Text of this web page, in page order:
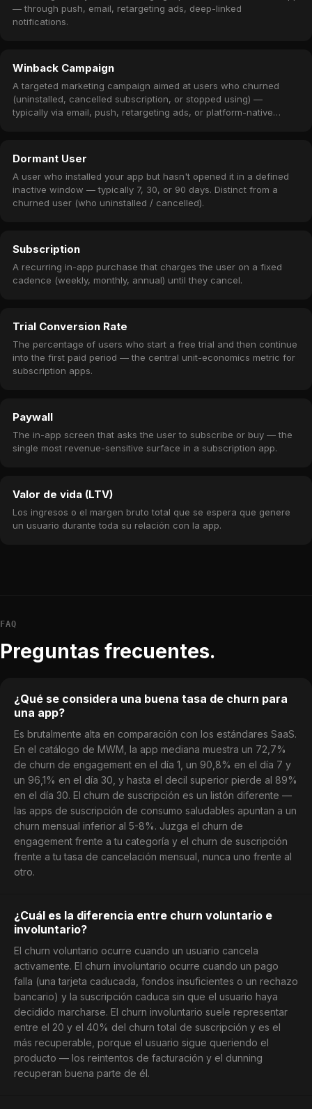
— through push, email, retargeting ads, deep-linked
notifications.
Winback Campaign
A targeted marketing campaign aimed at users who churned
(uninstalled, cancelled subscription, or stopped using) —
typically via email, push, retargeting ads, or platform-native
Dormant User
A user who installed your app but hasn't opened it in a defined
inactive window — typically 7, 30, or 90 days. Distinct from a
churned user (who uninstalled / cancelled).
Subscription
A recurring in-app purchase that charges the user on a fixed
cadence (weekly, monthly, annual) until they cancel.
Trial Conversion Rate
The percentage of users who start a free trial and then continue
into the first paid period — the central unit-economics metric for
subscription apps.
Paywall
The in-app screen that asks the user to subscribe or buy — the
single most revenue-sensitive surface in a subscription app.
Valor de vida (LTV)
Los ingresos o el margen bruto total que se espera que genere
un usuario durante toda su relación con la app.
FAQ
Preguntas frecuentes.
¿Qué se considera una buena tasa de churn para
una app?
Es brutalmente alta en comparación con los estándares SaaS.
En el catálogo de MWM, la app mediana muestra un 72,7%
de churn de engagement en el día 1, un 90,8% en el día 7 y
un 96,1% en el día 30, y hasta el decil superior pierde al 89%
en el día 30. El churn de suscripción es un listón diferente —
las apps de suscripción de consumo saludables apuntan a un
churn mensual inferior al 5-8%. Juzga el churn de
engagement frente a tu categoría y el churn de suscripción
frente a tu tasa de cancelación mensual, nunca uno frente al
otro.
¿Cuál es la diferencia entre churn voluntario e
involuntario?
El churn voluntario ocurre cuando un usuario cancela
activamente. El churn involuntario ocurre cuando un pago
falla (una tarjeta caducada, fondos insuficientes o un rechazo
bancario) y la suscripción caduca sin que el usuario haya
decidido marcharse. El churn involuntario suele representar
entre el 20 y el 40% del churn total de suscripción y es el
más recuperable, porque el usuario sigue queriendo el
producto — los reintentos de facturación y el dunning
recuperan buena parte de él.